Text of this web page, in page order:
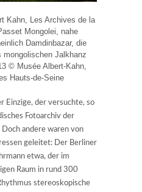
Kahn, Les Archives de la
Mongolei, nahe
Damdinbazar, die
mongolischen Jalkhanz
© Musée Albert-Kahn,
Hauts-de-Seine
Einzige, der versuchte, so
Fotoarchiv der
andere waren von
geleitet: Der Berliner
etwa, der im
Raum in rund 300
stereoskopische